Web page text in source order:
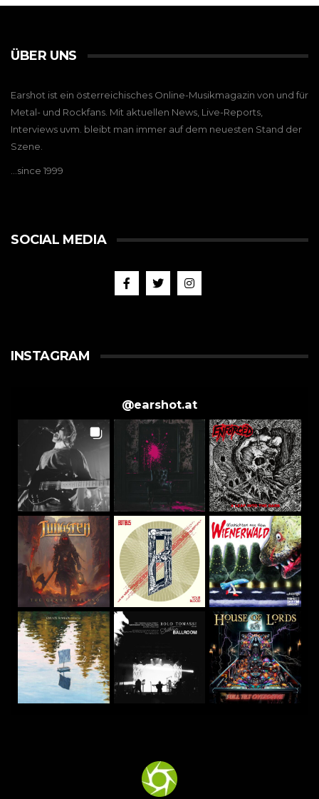
ÜBER UNS
Earshot ist ein österreichisches Online-Musikmagazin von und für
Metal- und Rockfans. Mit aktuellen News, Live-Reports,
Interviews uvm. bleibt man immer auf dem neuesten Stand der
Szene.
…since 1999
SOCIAL MEDIA
INSTAGRAM
@earshot.at